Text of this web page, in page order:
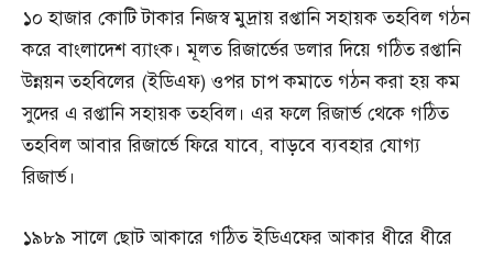
১০ হাজার কোটি টাকার নিজস্ব মুদ্রায় রপ্তানি সহায়ক তহবিল গঠন
করে বাংলাদেশ ব্যাংক। মূলত রিজার্ভের ডলার দিয়ে গঠিত রপ্তানি
উন্নয়ন তহবিলের (ইডিএফ) ওপর চাপ কমাতে গঠন করা হয় কম
সুদের এ রপ্তানি সহায়ক তহবিল। এর ফলে রিজার্ভ থেকে গঠিত
তহবিল আবার রিজার্ভে ফিরে যাবে, বাড়বে ব্যবহার যোগ্য
রিজার্ভ।
১৯৮৯ সালে ছোট আকারে গঠিত ইডিএফের আকার ধীরে ধীরে